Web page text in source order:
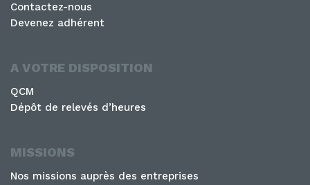
Contactez-nous
Devenez adhérent
A VOTRE DISPOSITION
QCM
Dépôt de relevés d’heures
MISSIONS
Nos missions auprès des entreprises